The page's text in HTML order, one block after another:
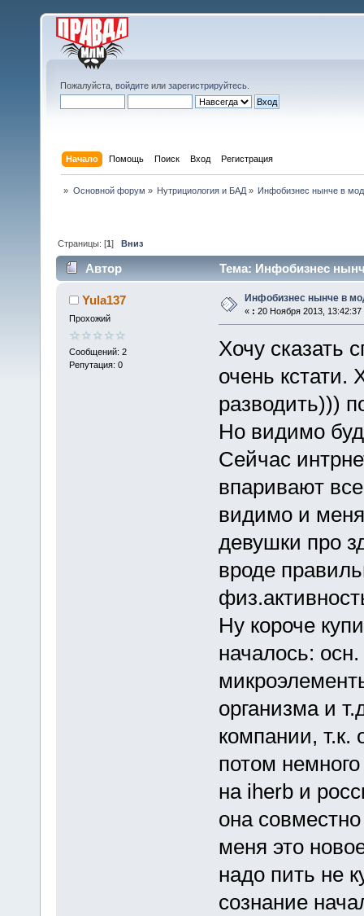
Пожалуйста, войдите или зарегистрируйтесь
Начало Помощь Поиск Вход Регистрация
» Основной форум » Нутрициология и БАД » Инфобизнес нынче в
Страницы: [1]Вниз
Автор Тема: Инфобизнес
Yula137
Прохожий
Сообщений: 2
Репутация: 0
Инфобизнес нынче в
« : 20 Ноября 2013, 13:42:37
Хочу сказать
очень кстати.
разводить)))
Но видимо
Сейчас
впаривают
видимо и
девушки про
вроде
Ну короче
началось:
организма и
компании, т.к.
потом
на iherb и
она
меня это
надо пить не
сознание